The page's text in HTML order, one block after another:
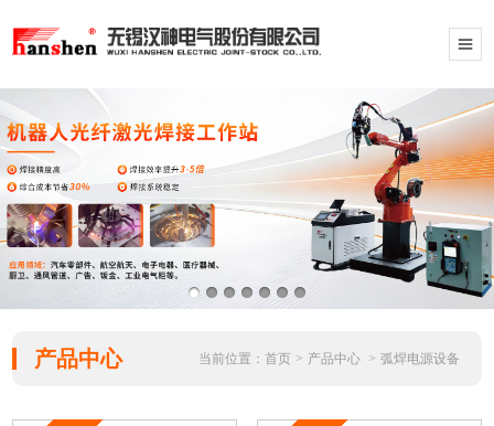
产品中心 当前位置： 首页 > 产品中心 > 弧焊电源设备